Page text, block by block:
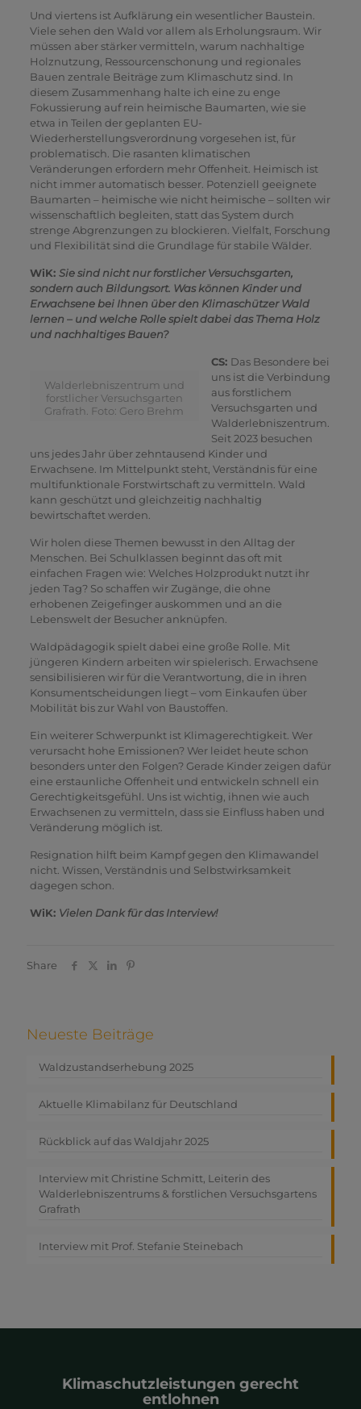
Und viertens ist Aufklärung ein wesentlicher Baustein.
Viele sehen den Wald vor allem als Erholungsraum. Wir
müssen aber stärker vermitteln, warum nachhaltige
Holznutzung, Ressourcenschonung und regionales
Bauen zentrale Beiträge zum Klimaschutz sind. In
diesem Zusammenhang halte ich eine zu enge
Fokussierung auf rein heimische Baumarten, wie sie
etwa in Teilen der geplanten EU-
Wiederherstellungsverordnung vorgesehen ist, für
problematisch. Die rasanten klimatischen
Veränderungen erfordern mehr Offenheit. Heimisch ist
nicht immer automatisch besser. Potenziell geeignete
Baumarten – heimische wie nicht heimische – sollten wir
wissenschaftlich begleiten, statt das System durch
strenge Abgrenzungen zu blockieren. Vielfalt, Forschung
und Flexibilität sind die Grundlage für stabile Wälder.
WiK: Sie sind nicht nur forstlicher Versuchsgarten,
sondern auch Bildungsort. Was können Kinder und
Erwachsene bei Ihnen über den Klimaschützer Wald
lernen – und welche Rolle spielt dabei das Thema Holz
und nachhaltiges Bauen?
Walderlebniszentrum und
forstlicher Versuchsgarten
Grafrath. Foto: Gero Brehm
CS: Das Besondere bei
uns ist die Verbindung
aus forstlichem
Versuchsgarten und
Walderlebniszentrum.
Seit 2023 besuchen
uns jedes Jahr über zehntausend Kinder und
Erwachsene. Im Mittelpunkt steht, Verständnis für eine
multifunktionale Forstwirtschaft zu vermitteln. Wald
kann geschützt und gleichzeitig nachhaltig
bewirtschaftet werden.
Wir holen diese Themen bewusst in den Alltag der
Menschen. Bei Schulklassen beginnt das oft mit
einfachen Fragen wie: Welches Holzprodukt nutzt ihr
jeden Tag? So schaffen wir Zugänge, die ohne
erhobenen Zeigefinger auskommen und an die
Lebenswelt der Besucher anknüpfen.
Waldpädagogik spielt dabei eine große Rolle. Mit
jüngeren Kindern arbeiten wir spielerisch. Erwachsene
sensibilisieren wir für die Verantwortung, die in ihren
Konsumentscheidungen liegt – vom Einkaufen über
Mobilität bis zur Wahl von Baustoffen.
Ein weiterer Schwerpunkt ist Klimagerechtigkeit. Wer
verursacht hohe Emissionen? Wer leidet heute schon
besonders unter den Folgen? Gerade Kinder zeigen dafür
eine erstaunliche Offenheit und entwickeln schnell ein
Gerechtigkeitsgefühl. Uns ist wichtig, ihnen wie auch
Erwachsenen zu vermitteln, dass sie Einfluss haben und
Veränderung möglich ist.
Resignation hilft beim Kampf gegen den Klimawandel
nicht. Wissen, Verständnis und Selbstwirksamkeit
dagegen schon.
WiK: Vielen Dank für das Interview!
Share
Neueste Beiträge
Waldzustandserhebung 2025
Aktuelle Klimabilanz für Deutschland
Rückblick auf das Waldjahr 2025
Interview mit Christine Schmitt, Leiterin des
Walderlebniszentrums & forstlichen Versuchsgartens
Grafrath
Interview mit Prof. Stefanie Steinebach
Klimaschutzleistungen gerecht
entlohnen